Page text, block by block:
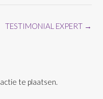
TESTIMONIAL EXPERT →
te plaatsen.